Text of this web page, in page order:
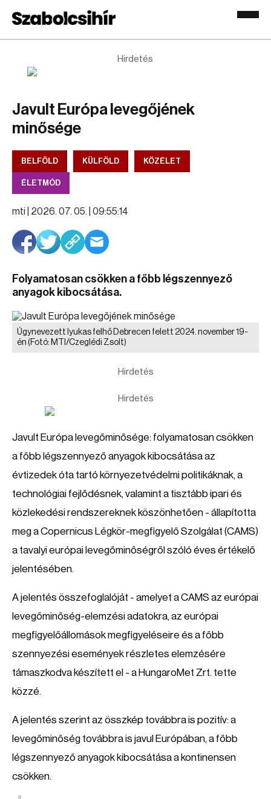
Hirdetés
Javult Európa levegőjének
minősége
BELFÖLD KÜLFÖLD KÖZÉLET
ÉLETMÓD
mti | 2026. 07. 05. | 09:55:14
Folyamatosan csökken a főbb légszennyező
anyagok kibocsátása.
Úgynevezett lyukas felhő Debrecen felett 2024. november 19-
én (Fotó: MTI/Czeglédi Zsolt)
Hirdetés
Hirdetés
Javult Európa levegőminősége: folyamatosan csökken
a főbb légszennyező anyagok kibocsátása az
évtizedek óta tartó környezetvédelmi politikáknak, a
technológiai fejlődésnek, valamint a tisztább ipari és
közlekedési rendszereknek köszönhetően - állapította
meg a Copernicus Légkör-megfigyelő Szolgálat (CAMS)
a tavalyi európai levegőminőségről szóló éves értékelő
jelentésében.
A jelentés összefoglalóját - amelyet a CAMS az európai
levegőminőség-elemzési adatokra, az európai
megfigyelőállomások megfigyeléseire és a főbb
szennyezési események részletes elemzésére
támaszkodva készített el - a HungaroMet Zrt. tette
közzé.
A jelentés szerint az összkép továbbra is pozitív: a
levegőminőség továbbra is javul Európában, a főbb
légszennyező anyagok kibocsátása a kontinensen
csökken.